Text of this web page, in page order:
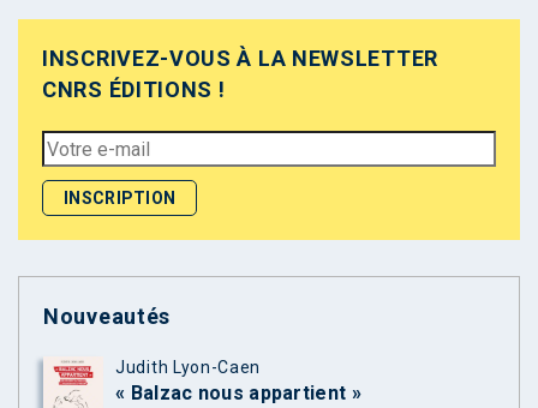
INSCRIVEZ-VOUS À LA NEWSLETTER
CNRS ÉDITIONS !
Nouveautés
Judith Lyon-Caen
« Balzac nous appartient »